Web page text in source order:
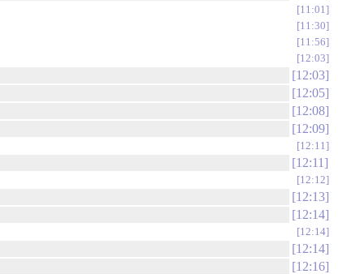
11:01
11:30
11:56
12:03
12:03
12:05
12:08
12:09
12:11
12:11
12:12
12:13
12:14
12:14
12:14
12:16